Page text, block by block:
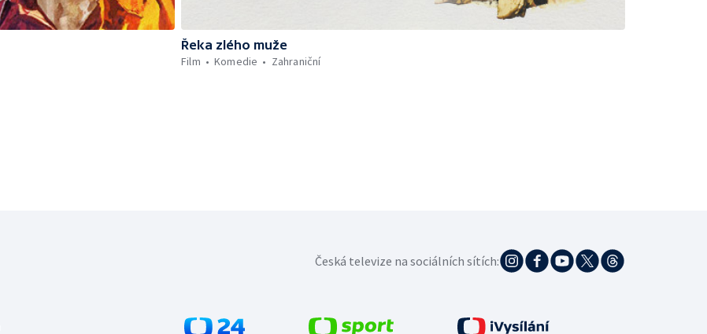
Řeka zlého muže
Film
Komedie Zahraniční
Česká televize na sociálních sítích: